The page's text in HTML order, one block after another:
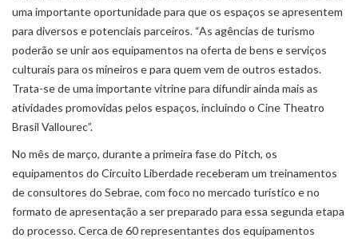
uma importante oportunidade para que os espaços se apresentem
para diversos e potenciais parceiros. “As agências de turismo
poderão se unir aos equipamentos na oferta de bens e serviços
culturais para os mineiros e para quem vem de outros estados.
Trata-se de uma importante vitrine para difundir ainda mais as
atividades promovidas pelos espaços, incluindo o Cine Theatro
Brasil Vallourec”.
No mês de março, durante a primeira fase do Pitch, os
equipamentos do Circuito Liberdade receberam um treinamentos
de consultores do Sebrae, com foco no mercado turístico e no
formato de apresentação a ser preparado para essa segunda etapa
do processo. Cerca de 60 representantes dos equipamentos